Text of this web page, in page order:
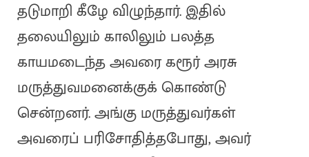
தடுமாறி கீழே விழுந்தார். இதில்
தலையிலும் காலிலும் பலத்த
காயமடைந்த அவரை கரூர் அரசு
மருத்துவமனைக்குக் கொண்டு
சென்றனர். அங்கு மருத்துவர்கள்
அவரைப் பரிசோதித்தபோது, அவர்